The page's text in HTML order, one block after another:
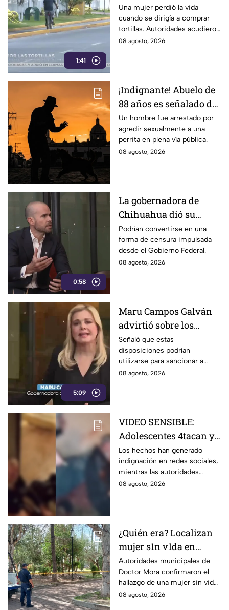
1:41
nunca regresó tras
perder la v1da en el
camino
Una mujer perdió la vida
cuando se dirigía a comprar
tortillas. Autoridades acudieron
al lugar tras el reporte de
08 agosto, 2026
¡Indignante! Abuelo de
88 años es señalado de
4busar de una canina
frente a un parque con
men0res
Un hombre fue arrestado por
agredir sexualmente a una
perrita en plena vía pública.
08 agosto, 2026
0:58
La gobernadora de
Chihuahua dió su
postura sobre los
nuevos lineamientos
que podría afectar la
libertad de expresión
Podrían convertirse en una
forma de censura impulsada
desde el Gobierno Federal.
08 agosto, 2026
5:09
Maru Campos Galván
advirtió sobre los
riesgos de los nuevos
lineamientos para la
libertad de expresión
Señaló que estas
disposiciones podrían
utilizarse para sancionar a
medios y periodistas críticos
08 agosto, 2026
VIDEO SENSIBLE:
Adolescentes 4tacan y
quem4n a un abuelito
dentro de su casa
Los hechos han generado
indignación en redes sociales,
mientras las autoridades
investigan las circunstancias
08 agosto, 2026
¿Quién era? Localizan
mujer s1n v1da en
pleno centro histórico;
esto se sabe
Autoridades municipales de
Doctor Mora confirmaron el
hallazgo de una mujer sin vida
en la Alameda Municipal.
08 agosto, 2026